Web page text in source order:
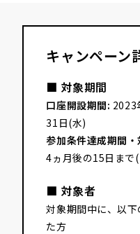
キャンペーン
■ 対象期間
口座開設期間: 2023
31日(水)
参加条件達成期間
4ヵ月後の15日まで
■ 対象者
対象期間中に、以
た方